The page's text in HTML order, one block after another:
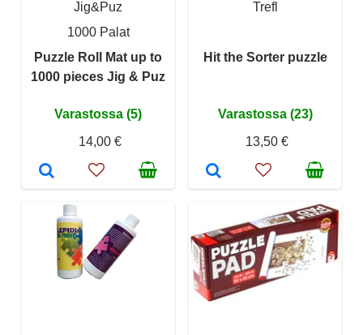
Jig&Puz
1000 Palat
Puzzle Roll Mat up to
1000 pieces Jig & Puz
Varastossa (5)
14,00 €
Trefl
Hit the Sorter puzzle
Varastossa (23)
13,50 €